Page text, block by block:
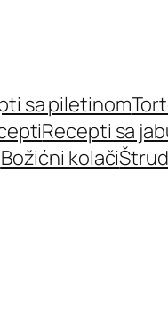
sa piletinom
Recepti sa
Božićni kolači